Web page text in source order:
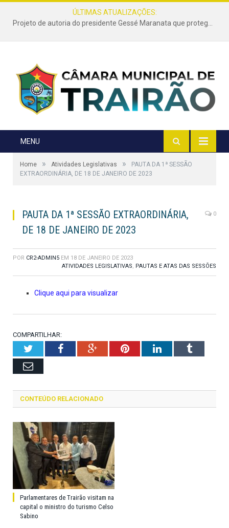
ÚLTIMAS ATUALIZAÇÕES:
Projeto de autoria do presidente Gessé Maranata que protege as estradas vicinais de Trairão é transformado em lei
MENU
Home » Atividades Legislativas »
PAUTA DA 1ª SESSÃO
EXTRAORDINÁRIA, DE 18 DE JANEIRO DE 2023
PAUTA DA 1ª SESSÃO EXTRAORDINÁRIA,
DE 18 DE JANEIRO DE 2023
0
POR CR2-ADMIN5 EM 18 DE JANEIRO DE 2023
ATIVIDADES LEGISLATIVAS, PAUTAS E ATAS DAS SESSÕES
Clique aqui para visualizar
COMPARTILHAR:
TwitterFacebookGoogle+PinterestLinkedInTumblr
Email
CONTEÚDO RELACIONADO
Parlamentares de Trairão visitam na
capital o ministro do turismo Celso
Sabino